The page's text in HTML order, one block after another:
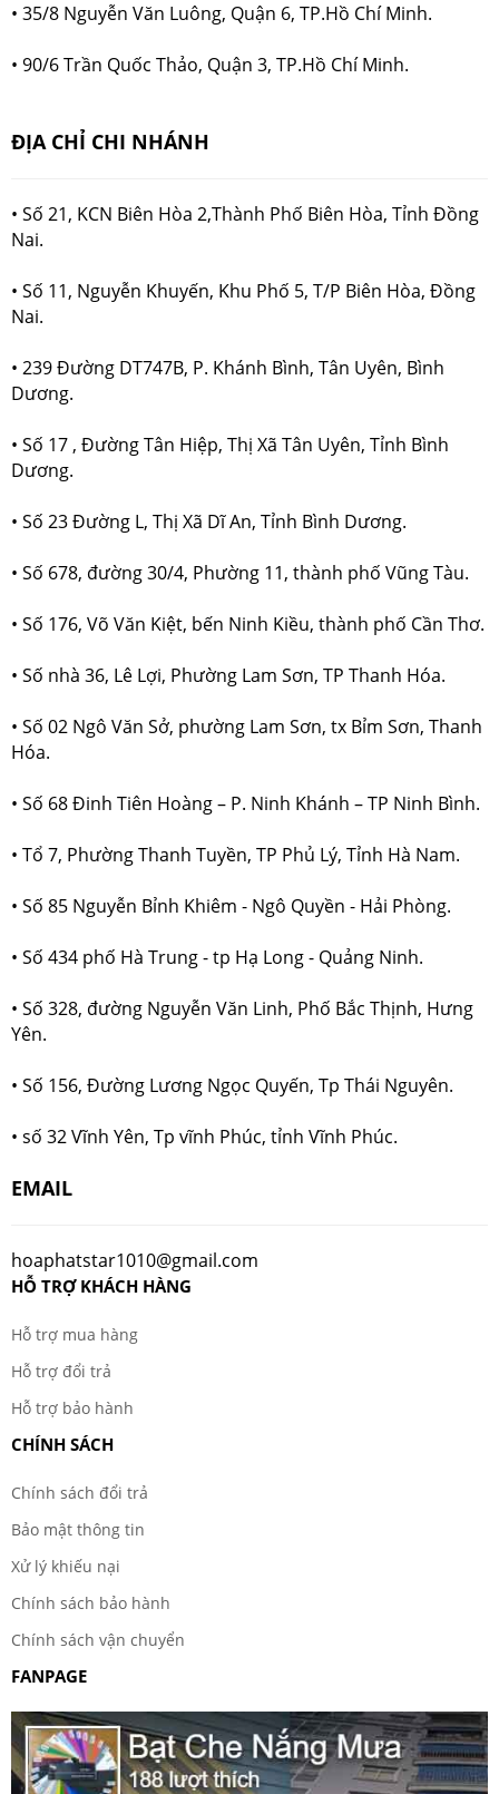
• 35/8 Nguyễn Văn Luông, Quận 6, TP.Hồ Chí Minh.
• 90/6 Trần Quốc Thảo, Quận 3, TP.Hồ Chí Minh.
ĐỊA CHỈ CHI NHÁNH
• Số 21, KCN Biên Hòa 2,Thành Phố Biên Hòa, Tỉnh Đồng
Nai.
• Số 11, Nguyễn Khuyến, Khu Phố 5, T/P Biên Hòa, Đồng
Nai.
• 239 Đường DT747B, P. Khánh Bình, Tân Uyên, Bình
Dương.
• Số 17 , Đường Tân Hiệp, Thị Xã Tân Uyên, Tỉnh Bình
Dương.
• Số 23 Đường L, Thị Xã Dĩ An, Tỉnh Bình Dương.
• Số 678, đường 30/4, Phường 11, thành phố Vũng Tàu.
• Số 176, Võ Văn Kiệt, bến Ninh Kiều, thành phố Cần Thơ.
• Số nhà 36, Lê Lợi, Phường Lam Sơn, TP Thanh Hóa.
• Số 02 Ngô Văn Sở, phường Lam Sơn, tx Bỉm Sơn, Thanh
Hóa.
• Số 68 Đinh Tiên Hoàng – P. Ninh Khánh – TP Ninh Bình.
• Tổ 7, Phường Thanh Tuyền, TP Phủ Lý, Tỉnh Hà Nam.
• Số 85 Nguyễn Bỉnh Khiêm - Ngô Quyền - Hải Phòng.
• Số 434 phố Hà Trung - tp Hạ Long - Quảng Ninh.
• Số 328, đường Nguyễn Văn Linh, Phố Bắc Thịnh, Hưng
Yên.
• Số 156, Đường Lương Ngọc Quyến, Tp Thái Nguyên.
• số 32 Vĩnh Yên, Tp vĩnh Phúc, tỉnh Vĩnh Phúc.
EMAIL
hoaphatstar1010@gmail.com
HỖ TRỢ KHÁCH HÀNG
Hỗ trợ mua hàng
Hỗ trợ đổi trả
Hỗ trợ bảo hành
CHÍNH SÁCH
Chính sách đổi trả
Bảo mật thông tin
Xử lý khiếu nại
Chính sách bảo hành
Chính sách vận chuyển
FANPAGE